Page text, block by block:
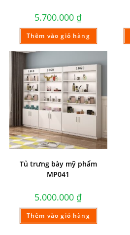
5.700.000 ₫
Thêm vào giỏ hàng
Tủ trưng bày mỹ phẩm
MP041
5.000.000 ₫
Thêm vào giỏ hàng